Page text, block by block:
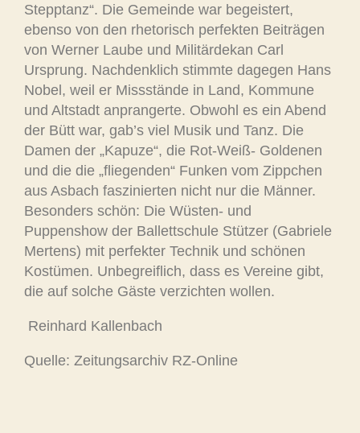
Stepptanz“. Die Gemeinde war begeistert,
ebenso von den rhetorisch perfekten Beiträgen
von Werner Laube und Militärdekan Carl
Ursprung. Nachdenklich stimmte dagegen Hans
Nobel, weil er Missstände in Land, Kommune
und Altstadt anprangerte. Obwohl es ein Abend
der Bütt war, gab’s viel Musik und Tanz. Die
Damen der „Kapuze“, die Rot-Weiß- Goldenen
und die die „fliegenden“ Funken vom Zippchen
aus Asbach faszinierten nicht nur die Männer.
Besonders schön: Die Wüsten- und
Puppenshow der Ballettschule Stützer (Gabriele
Mertens) mit perfekter Technik und schönen
Kostümen. Unbegreiflich, dass es Vereine gibt,
die auf solche Gäste verzichten wollen.
Reinhard Kallenbach
Quelle: Zeitungsarchiv RZ-Online